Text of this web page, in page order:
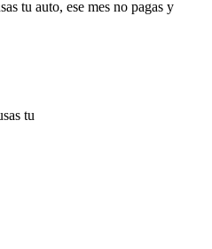
tu auto, ese mes no pagas y
tu